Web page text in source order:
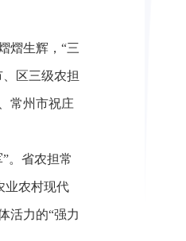
熠生辉，“三
区三级农担
常州市祝庄
。省农担常
业农村现代
活力的“强力